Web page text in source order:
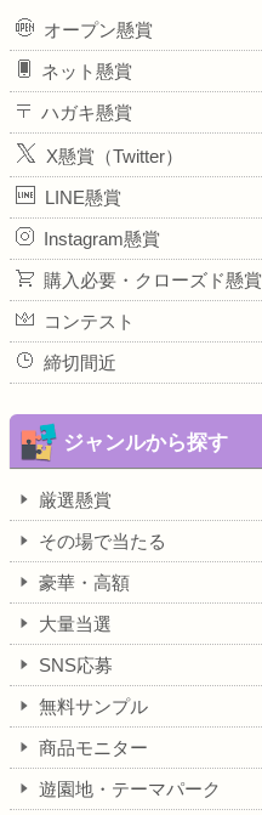
オープン懸賞
ネット懸賞
ハガキ懸賞
X懸賞（Twitter）
LINE懸賞
Instagram懸賞
購入必要・クローズド懸賞
コンテスト
締切間近
ジャンルから探す
厳選懸賞
その場で当たる
豪華・高額
大量当選
SNS応募
無料サンプル
商品モニター
遊園地・テーマパーク